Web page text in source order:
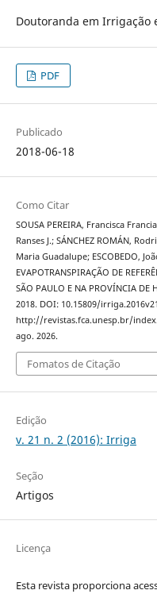
Doutoranda em Irrigação
PDF
Publicado
2018-06-18
Como Citar
SOUSA PEREIRA, Francisca
Ranses J.; SÁNCHEZ ROMÁN,
Maria Guadalupe; ESCOBEDO,
EVAPOTRANSPIRAÇÃO DE
SÃO PAULO E NA PROVÍNCIA DE
2018. DOI: 10.15809/
http://revistas.fca.unesp.br/
ago. 2026.
Fomatos de Citação
Edição
v. 21 n. 2 (2016): Irriga
Seção
Artigos
Licença
Esta revista proporciona